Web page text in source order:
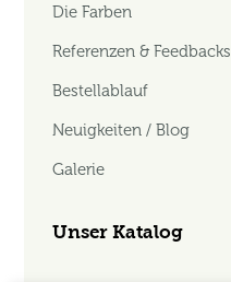
Die Farben
Referenzen & Feedbacks
Bestellablauf
Neuigkeiten / Blog
Galerie
Unser Katalog